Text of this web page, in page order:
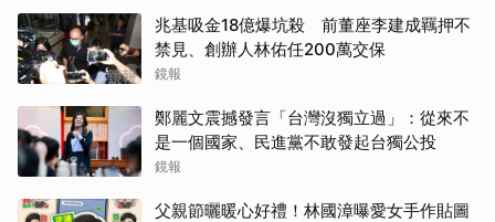
兆基吸金18億爆坑殺 前董座李建成羈押不
禁見、創辦人林佑任200萬交保
鏡報
鄭麗文震撼發言「台灣沒獨立過」：從來不
是一個國家、民進黨不敢發起台獨公投
鏡報
父親節曬暖心好禮！林國漳曝愛女手作貼圖